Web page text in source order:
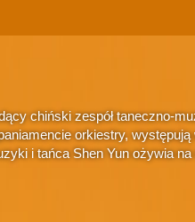
chiński zespół taneczno-
orkiestry,
i tańca Shen Yun ożywia